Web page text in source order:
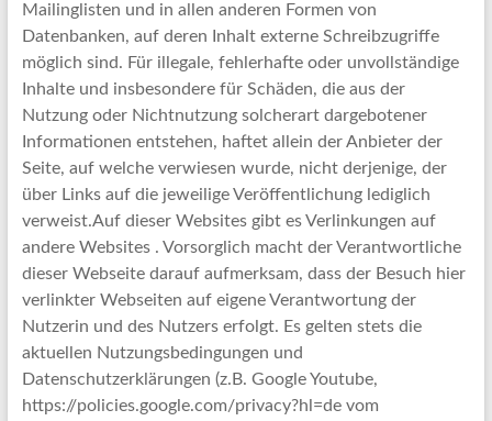
Mailinglisten und in allen anderen Formen von
Datenbanken, auf deren Inhalt externe Schreibzugriffe
möglich sind. Für illegale, fehlerhafte oder unvollständige
Inhalte und insbesondere für Schäden, die aus der
Nutzung oder Nichtnutzung solcherart dargebotener
Informationen entstehen, haftet allein der Anbieter der
Seite, auf welche verwiesen wurde, nicht derjenige, der
über Links auf die jeweilige Veröffentlichung lediglich
verweist.Auf dieser Websites gibt es Verlinkungen auf
andere Websites . Vorsorglich macht der Verantwortliche
dieser Webseite darauf aufmerksam, dass der Besuch hier
verlinkter Webseiten auf eigene Verantwortung der
Nutzerin und des Nutzers erfolgt. Es gelten stets die
aktuellen Nutzungsbedingungen und
Datenschutzerklärungen (z.B. Google Youtube,
https://policies.google.com/privacy?hl=de vom